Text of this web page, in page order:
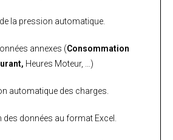
la pression automatique.
annexes (Consommation
Heures Moteur, …)
automatique des charges.
des données au format Excel.